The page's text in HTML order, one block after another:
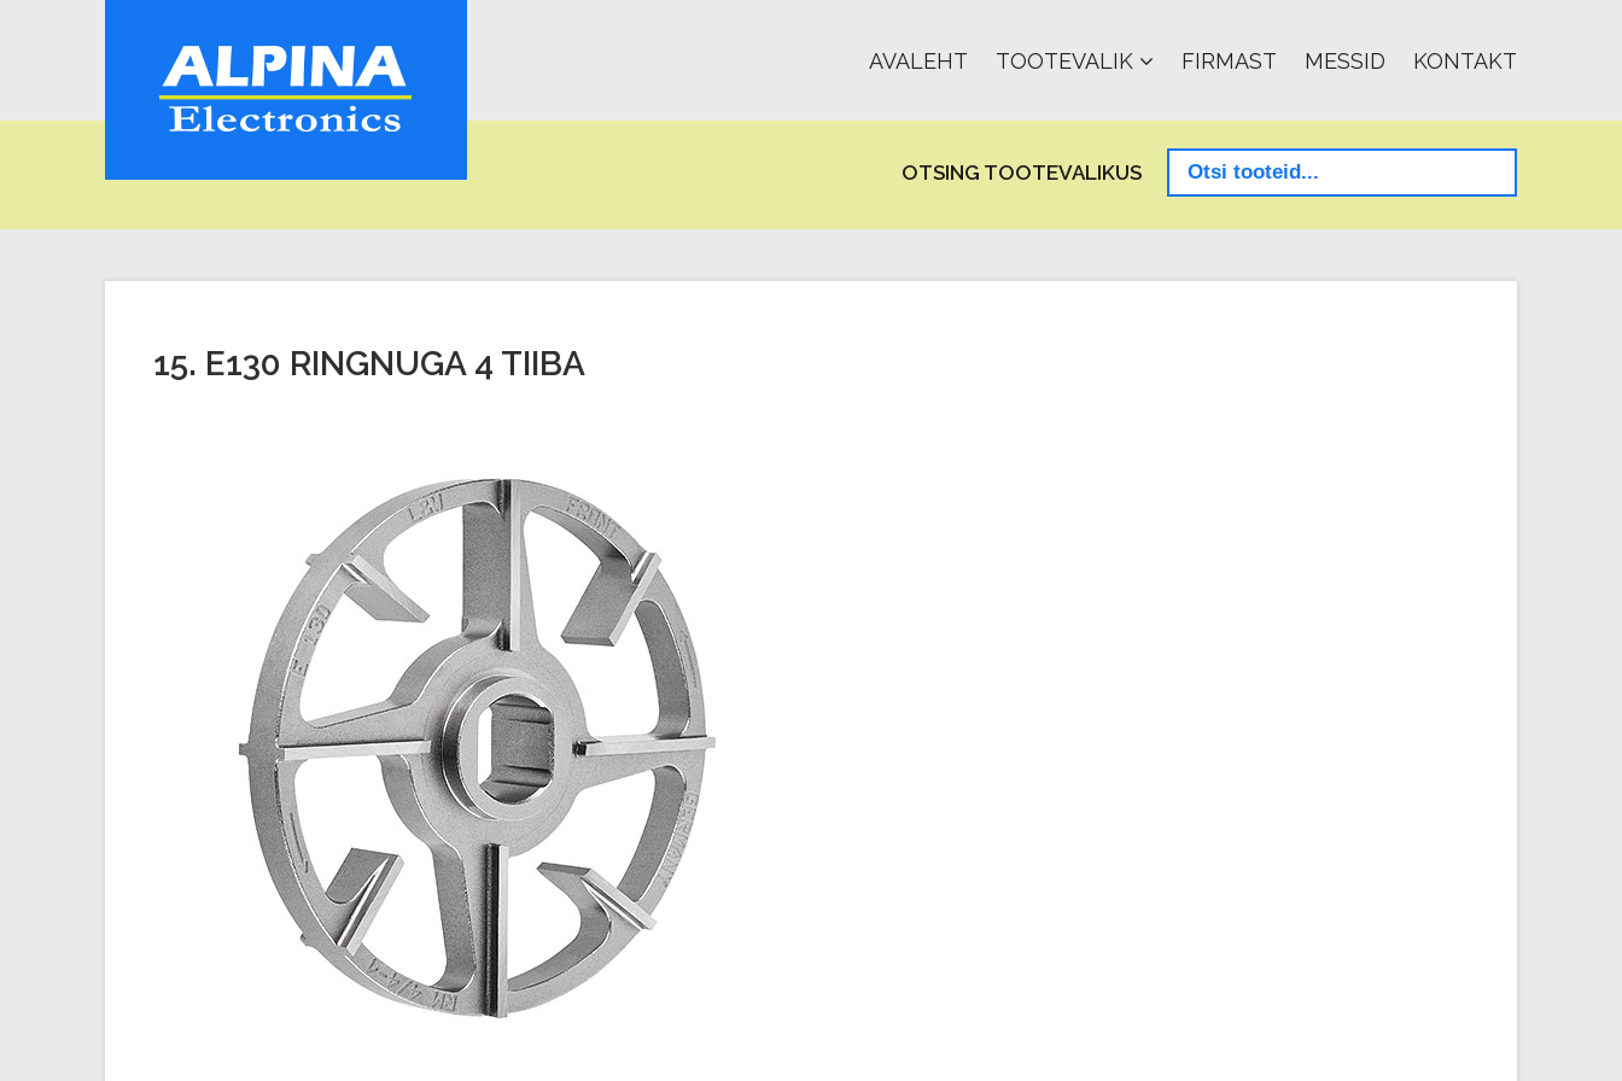
AVALEHT TOOTEVALIK FIRMAST MESSID KONTAKT
OTSING TOOTEVALIKUS
15. E130 RINGNUGA 4 TIIBA